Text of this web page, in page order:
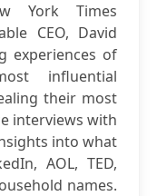
York Times
CEO, David
experiences of
influential
their most
interviews with
into what
AOL, TED,
names.